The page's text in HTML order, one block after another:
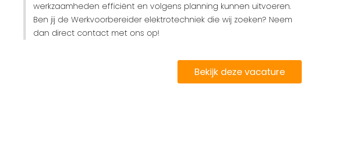
werkzaamheden efficiënt en volgens planning kunnen uitvoeren.
Ben jij de Werkvoorbereider elektrotechniek die wij zoeken? Neem
dan direct contact met ons op!
Bekijk deze vacature